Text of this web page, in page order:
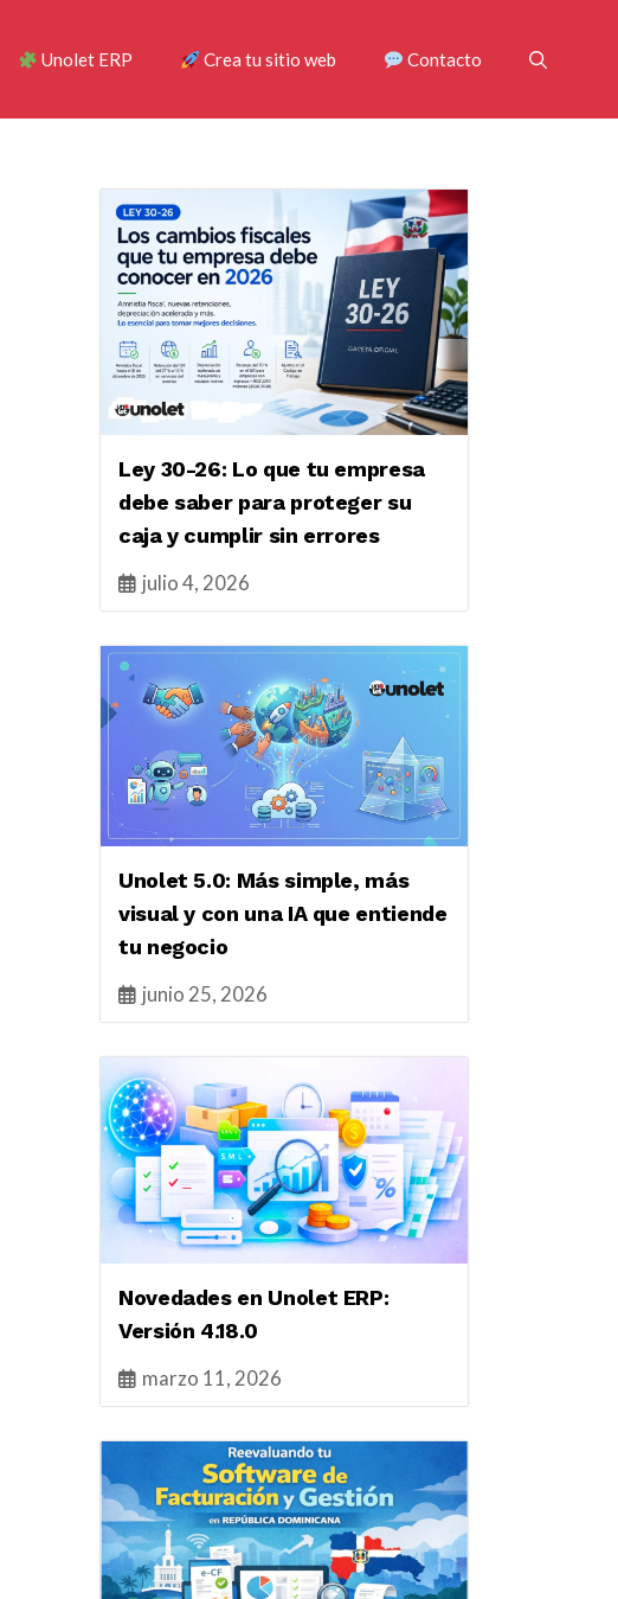
Unolet ERP Crea tu sitio web Contacto
Ley 30-26: Lo que tu empresa
debe saber para proteger su
caja y cumplir sin errores
julio 4, 2026
Unolet 5.0: Más simple, más
visual y con una IA que entiende
tu negocio
junio 25, 2026
Novedades en Unolet ERP:
Versión 4.18.0
marzo 11, 2026